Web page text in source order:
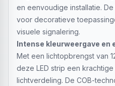
en eenvoudige installatie.
voor decoratieve
visuele signalering.
Intense kleurweergave en
Met een lichtopbrengst van
deze LED strip een
lichtverdeling. De COB-